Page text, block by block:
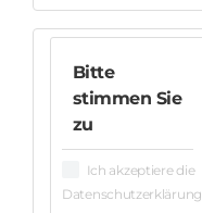
Bitte
stimmen Sie
zu
Datenschutzerklärung